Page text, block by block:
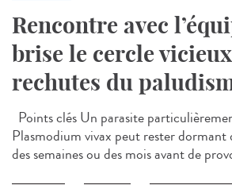
Rencontre avec
brise le cercle
rechutes du
Points clés Un parasite
Plasmodium vivax peut rester dormant
des semaines ou des mois avant de